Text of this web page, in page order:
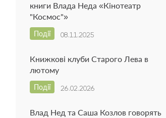
книги Влада Неда «Кінотеатр
"Космос"»
08.11.2025
Події
Книжкові клуби Старого Лева в
лютому
26.02.2026
Події
Влад Нед та Саша Козлов говорять